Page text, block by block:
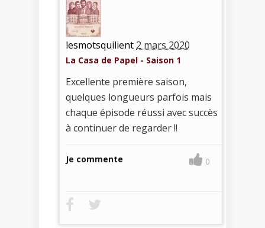
lesmotsquilient 2 mars 2020
La Casa de Papel - Saison 1
Excellente première saison,
quelques longueurs parfois mais
chaque épisode réussi avec succès
à continuer de regarder !!
Je commente 0